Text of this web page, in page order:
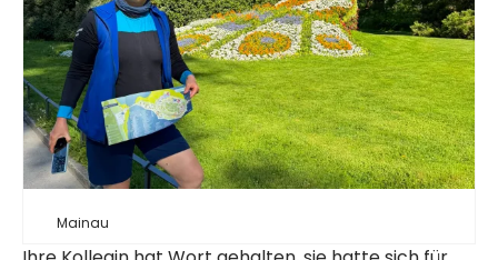
Mainau